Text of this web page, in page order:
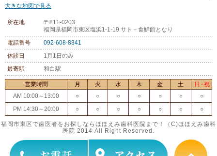
大きな地図で見る
所在地
〒811-0203
福岡県福岡市東区塩浜1-1-19 サト－食鮮館となり
電話番号
092-608-8341
休診日
1月1日のみ
最寄駅
和白駅
営業時間 月 火 水 木 金 土
日・祝
AM 10:00～13:00
○ ○ ○ ○ ○ ○
○
PM 14:30～20:00
○ ○ ○ ○ ○ ○ ○
福岡市東区で歯医者をお探しならほほえみ歯科医院まで！（C)ほほえみ歯科
医院 2014 All Right Reserved.